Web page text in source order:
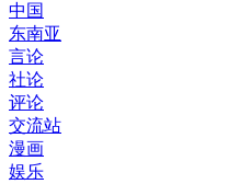
中国
东南亚
言论
社论
评论
交流站
漫画
娱乐